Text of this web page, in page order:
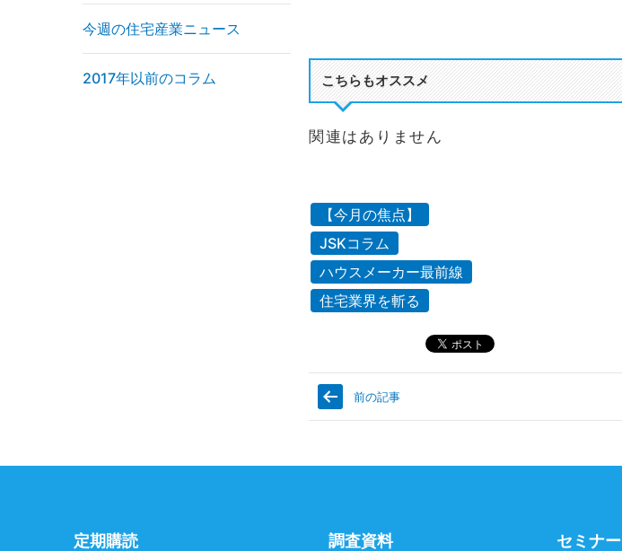
こちらもオススメ
関連はありません
【今月の焦点】
JSKコラム
ハウスメーカー最前線
住宅業界を斬る
前の記事
今週の住宅産業ニュース
2017年以前のコラム
定期購読 調査資料 セミナー